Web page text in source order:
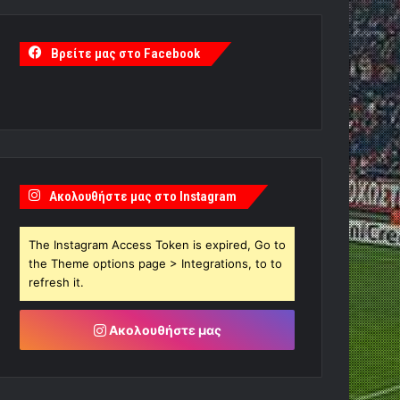
Βρείτε μας στο Facebook
Ακολουθήστε μας στο Instagram
The Instagram Access Token is expired, Go to
the Theme options page > Integrations, to to
refresh it.
Ακολουθήστε μας